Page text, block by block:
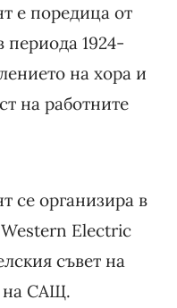
е поредица от
периода 1924-
на хора и
на работните
се организира в
Electric
съвет на
на САЩ.